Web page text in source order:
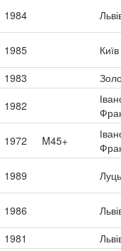
1984
1985
Київ
1983
1982
1972 M45+
1989
1986
1981